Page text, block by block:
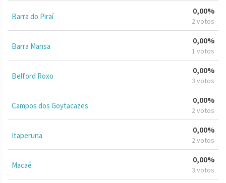
Barra do Piraí
0,00%
2 votos
Barra Mansa
0,00%
1 votos
Belford Roxo
0,00%
3 votos
Campos dos Goytacazes
0,00%
2 votos
Itaperuna
0,00%
2 votos
Macaé
0,00%
3 votos